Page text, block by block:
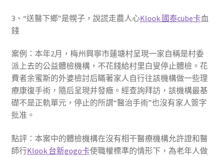
3、“送醫下鄉”是幌子，說謊走農人心Klook 國泰cube卡血
錢
案例：本年2月，梅州興寧市蓮塘村呈現一家自稱是村委
派上去的公益體檢機構，不花錢給村里白叟停止體檢。花
費者余蜜斯的外婆檢討后瞞著家人自行往該機構做一些理
療康復手術，隨后呈現并發癥。經查詢拜訪，該機構最基
礎不是正軌單元，停止的所謂“醫治手術”也沒有家人簽字
批准。
點評：本案中的體檢機構在沒有相干醫療機構允許證和醫
師行Klook 台新gogo卡使職權標準的情形下，為老年人做